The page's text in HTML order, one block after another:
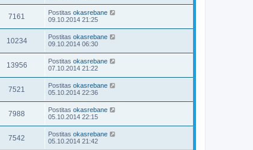
7161 Postitas okasrebane
09.10.2014 21:25
10234 Postitas okasrebane
09.10.2014 06:30
13956 Postitas okasrebane
07.10.2014 21:22
7521 Postitas okasrebane
05.10.2014 22:36
7988 Postitas okasrebane
05.10.2014 22:15
7542 Postitas okasrebane
05.10.2014 21:42